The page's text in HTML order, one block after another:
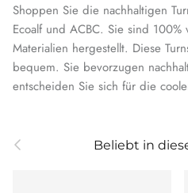
Shoppen Sie die nachhaltigen
Ecoalf und ACBC. Sie sind
Materialien hergestellt. Diese
bequem. Sie bevorzugen
entscheiden Sie sich für die
Vorherige Beliebt in